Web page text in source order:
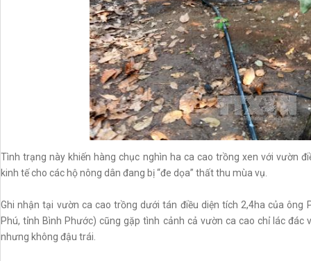
Tình trạng này khiến hàng chục nghìn ha ca cao trồng xen với vườn
kinh tế cho các hộ nông dân đang bị “đe dọa” thất thu mùa vụ.
Ghi nhận tại vườn ca cao trồng dưới tán điều diện tích 2,4ha của ông
Phú, tỉnh Bình Phước) cũng gặp tình cảnh cả vườn ca cao chỉ lác đác
nhưng không đậu trái.